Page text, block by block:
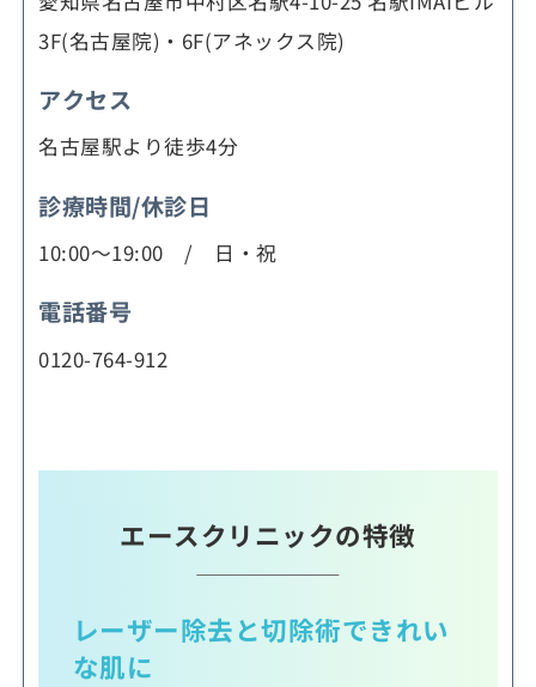
3F(名古屋院)・6F(アネックス院)
アクセス
名古屋駅より徒歩4分
診療時間/休診日
10:00～19:00 / 日・祝
電話番号
0120-764-912
エースクリニックの特徴
レーザー除去と切除術できれい
な肌に